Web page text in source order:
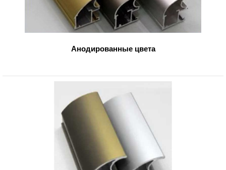
Анодированные цвета